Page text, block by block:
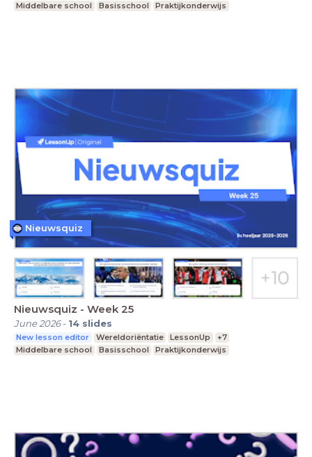
Middelbare school
Basisschool Praktijkonderwijs
Nieuwsquiz - Week 25
June 2026- 14 slides
New lesson editor Wereldoriëntatie LessonUp
+7
Middelbare school
Basisschool Praktijkonderwijs
Nieuwsquiz